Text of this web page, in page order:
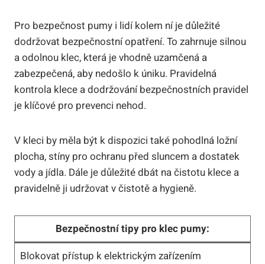
Pro bezpečnost pumy i lidí kolem ní je důležité
dodržovat bezpečnostní opatření. To zahrnuje silnou
a odolnou klec, která je vhodně uzamčená a
zabezpečená, aby nedošlo k úniku. Pravidelná
kontrola klece a dodržování bezpečnostních pravidel
je klíčové pro prevenci nehod.
V kleci by měla být k dispozici také pohodlná ložní
plocha, stíny pro ochranu před sluncem a dostatek
vody a jídla. Dále je důležité dbát na čistotu klece a
pravidelně ji udržovat v čistotě a hygieně.
Bezpečnostní tipy pro klec pumy:
Blokovat přístup k elektrickým zařízením